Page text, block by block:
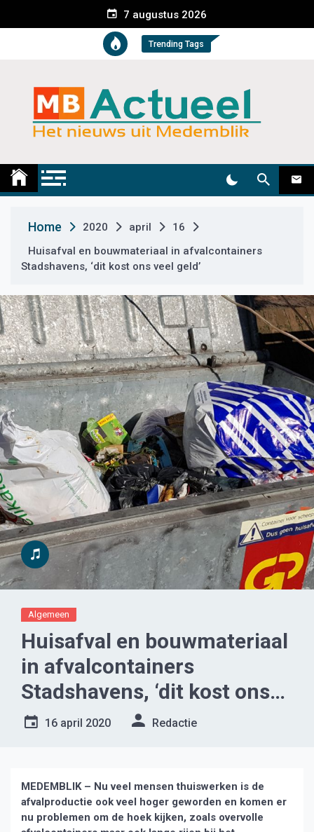
e
t
7 augustus 2026
Trending Tags
Medemblik Actueel
Home 2020 april
16
Huisafval en bouwmateriaal in afvalcontainers
Stadshavens, ‘dit kost ons veel geld’
Algemeen
Huisafval en bouwmateriaal
in afvalcontainers
Stadshavens, ‘dit kost ons
veel geld’
16 april 2020 Redactie
MEDEMBLIK – Nu veel mensen thuiswerken is de
afvalproductie ook veel hoger geworden en komen er
nu problemen om de hoek kijken, zoals overvolle